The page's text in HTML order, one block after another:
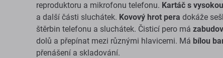
reproduktoru a mikrofonu telefonu. Kartáč s
a další části sluchátek. Kovový hrot pera dokáže
štěrbin telefonu a sluchátek. Čisticí pero má
dolů a přepínat mezi různými hlavicemi. Má bílou
přenášení a skladování.